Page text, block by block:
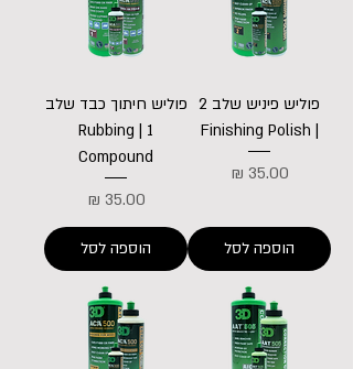
פוליש פיניש שלב 2
מחיר
הוספה לסל
פוליש חיתוך כבד שלב
1 | Rubbing
Compound
מחיר
הוספה לסל